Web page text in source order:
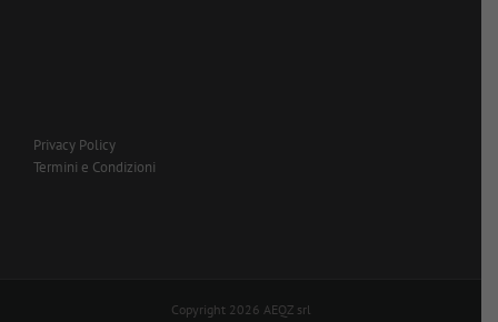
Privacy Policy
Termini e Condizioni
Copyright 2026 AEQZ srl